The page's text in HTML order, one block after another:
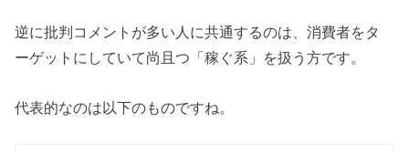
逆に批判コメントが多い人に共通するのは、消費者をタ
ーゲットにしていて尚且つ「稼ぐ系」を扱う方です。
代表的なのは以下のものですね。